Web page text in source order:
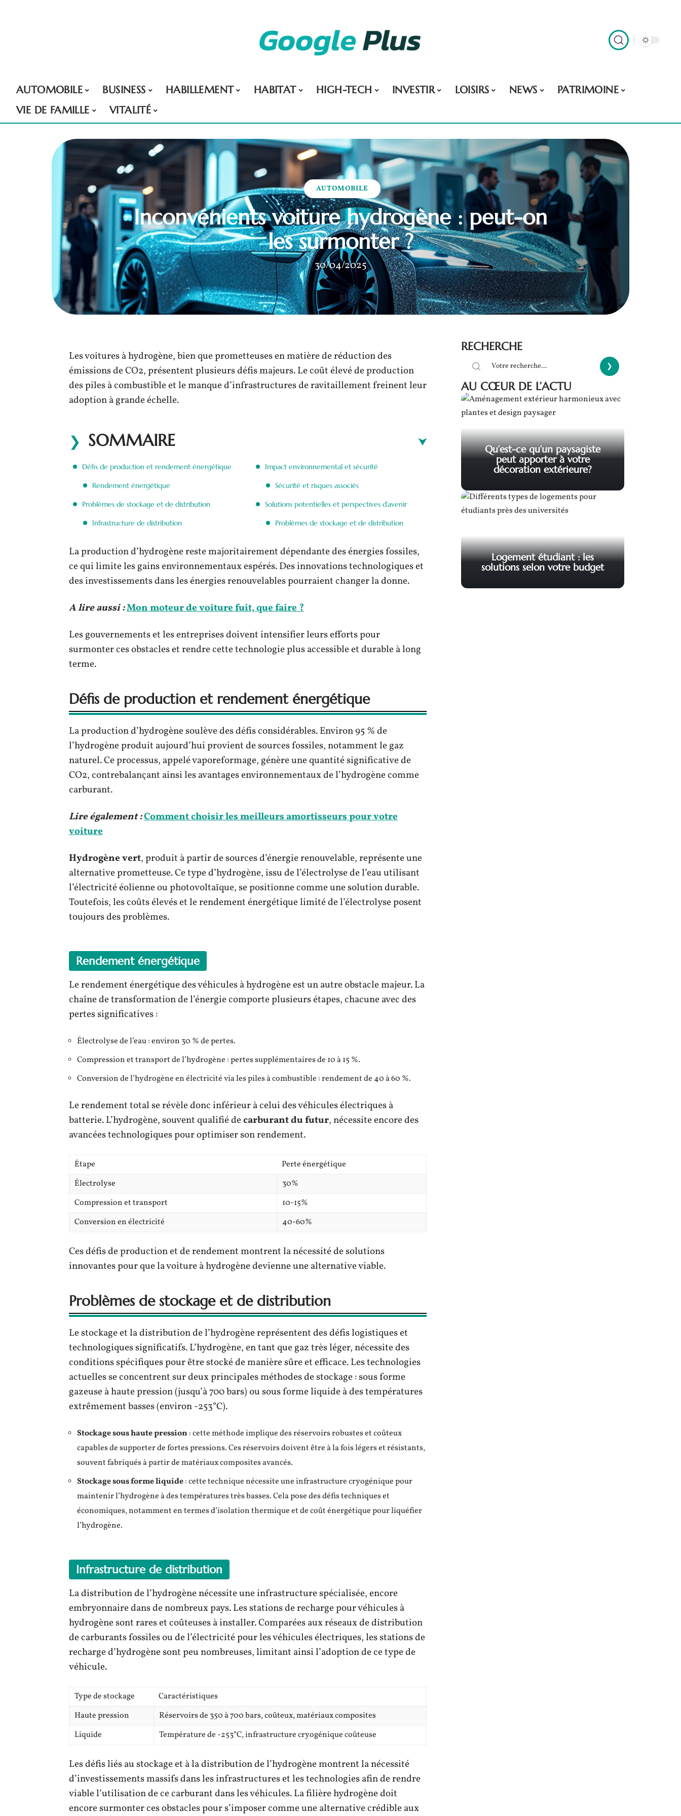
AUTOMOBILE BUSINESS HABILLEMENT HABITAT HIGH-TECH INVESTIR LOISIRS NEWS
PATRIMOINE
VIE DE FAMILLE
VITALITÉ
AUTOMOBILE
Inconvénients voiture hydrogène : peut-on
les surmonter ?
30/04/2025
Les voitures à hydrogène, bien que prometteuses en matière de réduction des
émissions de CO2, présentent plusieurs défis majeurs. Le coût élevé de production
des piles à combustible et le manque d’infrastructures de ravitaillement freinent leur
adoption à grande échelle.
SOMMAIRE
Défis de production et rendement énergétique
Rendement énergétique
Problèmes de stockage et de distribution
Infrastructure de distribution
Impact environnemental et sécurité
Sécurité et risques associés
Solutions potentielles et perspectives d’avenir
Problèmes de stockage et de distribution
La production d’hydrogène reste majoritairement dépendante des énergies fossiles,
ce qui limite les gains environnementaux espérés. Des innovations technologiques et
des investissements dans les énergies renouvelables pourraient changer la donne.
A lire aussi :Mon moteur de voiture fuit, que faire ?
Les gouvernements et les entreprises doivent intensifier leurs efforts pour
surmonter ces obstacles et rendre cette technologie plus accessible et durable à long
terme.
Défis de production et rendement énergétique
La production d’hydrogène soulève des défis considérables. Environ 95 % de
l’hydrogène produit aujourd’hui provient de sources fossiles, notamment le gaz
naturel. Ce processus, appelé vaporeformage, génère une quantité significative de
CO2, contrebalançant ainsi les avantages environnementaux de l’hydrogène comme
carburant.
Lire également :Comment choisir les meilleurs amortisseurs pour votre
voiture
Hydrogène vert, produit à partir de sources d’énergie renouvelable, représente une
alternative prometteuse. Ce type d’hydrogène, issu de l’électrolyse de l’eau utilisant
l’électricité éolienne ou photovoltaïque, se positionne comme une solution durable.
Toutefois, les coûts élevés et le rendement énergétique limité de l’électrolyse posent
toujours des problèmes.
Rendement énergétique
Le rendement énergétique des véhicules à hydrogène est un autre obstacle majeur. La
chaîne de transformation de l’énergie comporte plusieurs étapes, chacune avec des
pertes significatives :
Électrolyse de l’eau : environ 30 % de pertes.
Compression et transport de l’hydrogène : pertes supplémentaires de 10 à 15 %.
Conversion de l’hydrogène en électricité via les piles à combustible : rendement de 40 à 60 %.
Le rendement total se révèle donc inférieur à celui des véhicules électriques à
batterie. L’hydrogène, souvent qualifié decarburant du futur, nécessite encore des
avancées technologiques pour optimiser son rendement.
Étape
Perte énergétique
Électrolyse
30%
Compression et transport
10-15%
Conversion en électricité
40-60%
Ces défis de production et de rendement montrent la nécessité de solutions
innovantes pour que la voiture à hydrogène devienne une alternative viable.
Problèmes de stockage et de distribution
Le stockage et la distribution de l’hydrogène représentent des défis logistiques et
technologiques significatifs. L’hydrogène, en tant que gaz très léger, nécessite des
conditions spécifiques pour être stocké de manière sûre et efficace. Les technologies
actuelles se concentrent sur deux principales méthodes de stockage : sous forme
gazeuse à haute pression (jusqu’à 700 bars) ou sous forme liquide à des températures
extrêmement basses (environ -253°C).
Stockage sous haute pression : cette méthode implique des réservoirs robustes et coûteux
capables de supporter de fortes pressions. Ces réservoirs doivent être à la fois légers et résistants,
souvent fabriqués à partir de matériaux composites avancés.
Stockage sous forme liquide: cette technique nécessite une infrastructure cryogénique pour
maintenir l’hydrogène à des températures très basses. Cela pose des défis techniques et
économiques, notamment en termes d’isolation thermique et de coût énergétique pour liquéfier
l’hydrogène.
Infrastructure de distribution
La distribution de l’hydrogène nécessite une infrastructure spécialisée, encore
embryonnaire dans de nombreux pays. Les stations de recharge pour véhicules à
hydrogène sont rares et coûteuses à installer. Comparées aux réseaux de distribution
de carburants fossiles ou de l’électricité pour les véhicules électriques, les stations de
recharge d’hydrogène sont peu nombreuses, limitant ainsi l’adoption de ce type de
véhicule.
Type de stockage
Caractéristiques
Haute pression
Réservoirs de 350 à 700 bars, coûteux, matériaux composites
Liquide
Température de -253°C, infrastructure cryogénique coûteuse
Les défis liés au stockage et à la distribution de l’hydrogène montrent la nécessité
d’investissements massifs dans les infrastructures et les technologies afin de rendre
viable l’utilisation de ce carburant dans les véhicules. La filière hydrogène doit
encore surmonter ces obstacles pour s’imposer comme une alternative crédible aux
RECHERCHE
AU CŒUR DE L’ACTU
Qu’est-ce qu’un paysagiste
peut apporter à votre
décoration extérieure?
Logement étudiant : les
solutions selon votre budget